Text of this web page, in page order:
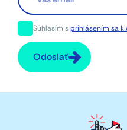
Súhlasím sprihlásením sa
Odoslať